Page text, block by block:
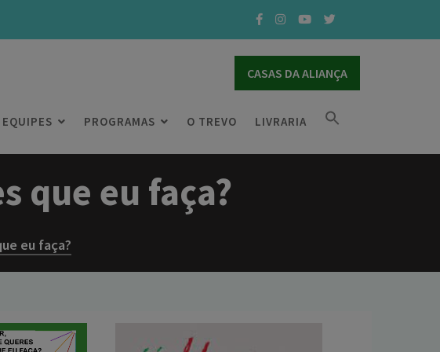
CASAS DA ALIANÇA
EQUIPES PROGRAMAS O TREVO LIVRARIA
que eu faça?
eu faça?